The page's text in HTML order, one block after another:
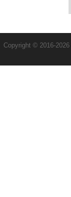
Copyright © 2016-